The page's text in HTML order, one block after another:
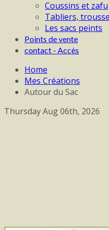
Coussins et zafu
Tabliers,
Les sacs peints
Points de vente
contact - Accès
Home
Mes Créations
Autour du Sac
Thursday Aug 06th, 2026